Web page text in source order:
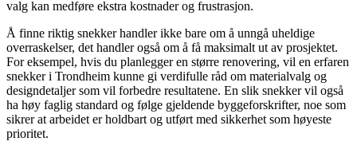
valg kan medføre ekstra kostnader og frustrasjon.
Å finne riktig snekker handler ikke bare om å unngå uheldige
overraskelser, det handler også om å få maksimalt ut av prosjektet.
For eksempel, hvis du planlegger en større renovering, vil en erfaren
snekker i Trondheim kunne gi verdifulle råd om materialvalg og
designdetaljer som vil forbedre resultatene. En slik snekker vil også
ha høy faglig standard og følge gjeldende byggeforskrifter, noe som
sikrer at arbeidet er holdbart og utført med sikkerhet som høyeste
prioritet.